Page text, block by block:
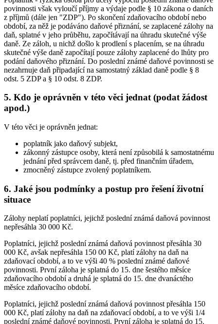
povinnosti však vyloučí příjmy a výdaje podle § 10 zákona o daních
z příjmů (dále jen "ZDP"). Po skončení zdaňovacího období nebo
období, za něž je podáváno daňové přiznání, se zaplacené zálohy na
daň, splatné v jeho průběhu, započítávají na úhradu skutečné výše
daně. Ze záloh, u nichž došlo k prodlení s placením, se na úhradu
skutečné výše daně započítají pouze zálohy zaplacené do lhůty pro
podání daňového přiznání. Do poslední známé daňové povinnosti se
nezahrnuje daň připadající na samostatný základ daně podle § 8
odst. 5 ZDP a § 10 odst. 8 ZDP.
5. Kdo je oprávněn v této věci jednat (podat žádost
apod.)
V této věci je oprávněn jednat:
poplatník jako daňový subjekt,
zákonný zástupce osoby, která není způsobilá k samostatnému
jednání před správcem daně, tj. před finančním úřadem,
zmocněný zástupce zvolený poplatníkem.
6. Jaké jsou podmínky a postup pro řešení životní
situace
Zálohy neplatí poplatníci, jejichž poslední známá daňová povinnost
nepřesáhla 30 000 Kč.
Poplatníci, jejichž poslední známá daňová povinnost přesáhla 30
000 Kč, avšak nepřesáhla 150 00 Kč, platí zálohy na daň na
zdaňovací období, a to ve výši 40 % poslední známé daňové
povinnosti. První záloha je splatná do 15. dne šestého měsíce
zdaňovacího období a druhá je splatná do 15. dne dvanáctého
měsíce zdaňovacího období.
Poplatníci, jejichž poslední známá daňová povinnost přesáhla 150
000 Kč, platí zálohy na daň na zdaňovací období, a to ve výši 1/4
poslední známé daňové povinnosti. První záloha je splatná do 15.